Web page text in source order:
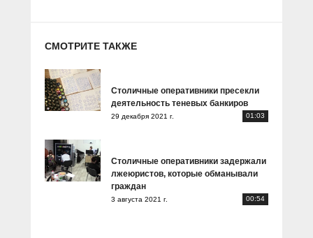
СМОТРИТЕ ТАКЖЕ
Столичные оперативники пресекли
деятельность теневых банкиров
29 декабря 2021 г. 01:03
Столичные оперативники задержали
лжеюристов, которые обманывали
граждан
3 августа 2021 г. 00:54